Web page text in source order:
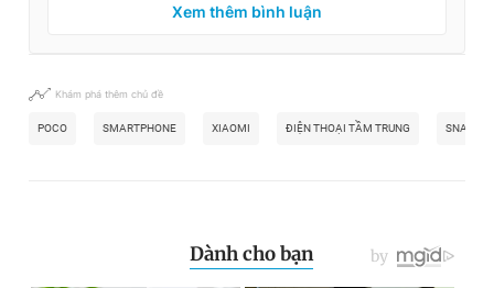
Xem thêm bình luận
Khám phá thêm chủ đề
POCO SMARTPHONE XIAOMI ĐIỆN THOẠI TẦM TRUNG